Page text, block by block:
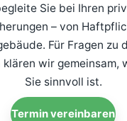
Sie bei Ihren
– von
Für Fragen zu
klären wir gemeinsam,
Sie sinnvoll ist.
Termin vereinbaren